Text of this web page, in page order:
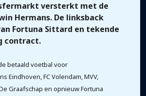
versterkt met de
Hermans. De linksback
Fortuna Sittard en tekende
contract.
betaald voetbal voor
Eindhoven, FC Volendam, MVV,
Graafschap en opnieuw Fortuna